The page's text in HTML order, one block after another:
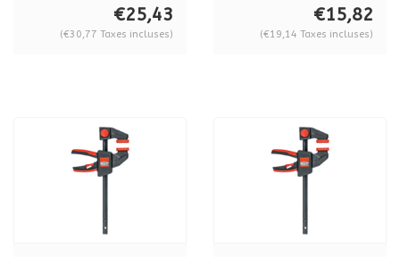
€25,43
(€30,77 Taxes incluses)
€15,82
(€19,14 Taxes incluses)